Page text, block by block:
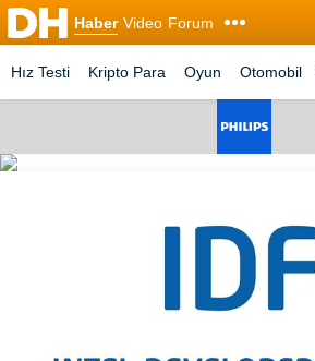
Haber Video Forum
Hız Testi Kripto Para Oyun Otomobil